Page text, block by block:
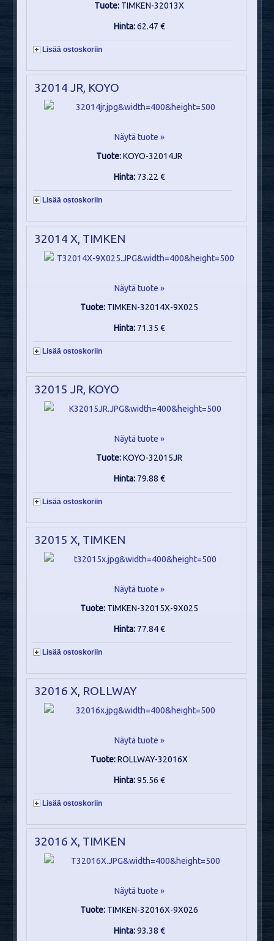
Tuote: TIMKEN-32013X
Hinta:62.47 €
Lisää ostoskoriin
32014 JR, KOYO
Näytä tuote »
Tuote:KOYO-32014JR
Hinta: 73.22 €
Lisää ostoskoriin
32014 X, TIMKEN
Näytä tuote »
Tuote: TIMKEN-32014X-9X025
Hinta: 71.35 €
Lisää ostoskoriin
32015 JR, KOYO
Näytä tuote »
Tuote:KOYO-32015JR
Hinta: 79.88 €
Lisää ostoskoriin
32015 X, TIMKEN
Näytä tuote »
Tuote: TIMKEN-32015X-9X025
Hinta: 77.84 €
Lisää ostoskoriin
32016 X, ROLLWAY
Näytä tuote »
Tuote:ROLLWAY-32016X
Hinta:95.56 €
Lisää ostoskoriin
32016 X, TIMKEN
Näytä tuote »
Tuote: TIMKEN-32016X-9X026
Hinta:93.38 €